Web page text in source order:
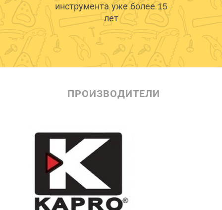
инструмента уже более 15
лет
ПРОИЗВОДИТЕЛИ